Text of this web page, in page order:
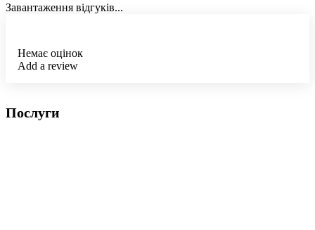
Завантаження відгуків...
Немає оцінок
Add a review
Послуги